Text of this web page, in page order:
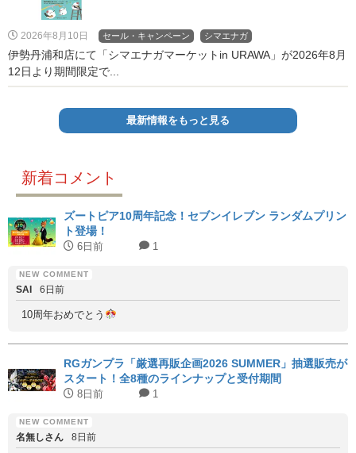
2026年8月10日 セール・キャンペーン シマエナガ
伊勢丹浦和店にて「シマエナガマーケットin URAWA」が2026年8月
12日より期間限定で...
最新情報をもっと見る
新着コメント
ズートピア10周年記念！セブンイレブン ランダムプリン
ト登場！
6日前 1
SAI 6日前
10周年おめでとう
RGガンプラ「厳選再販企画2026 SUMMER」抽選販売が
スタート！全8種のラインナップと受付期間
8日前 1
名無しさん 8日前